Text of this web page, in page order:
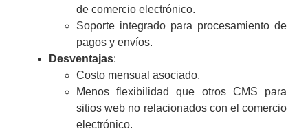
de comercio electrónico.
Soporte integrado para procesamiento de
pagos y envíos.
Desventajas:
Costo mensual asociado.
Menos flexibilidad que otros CMS para
sitios web no relacionados con el comercio
electrónico.